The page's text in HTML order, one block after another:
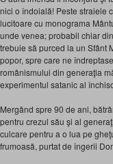
nici o îndoială! Peste straiele
lucitoare cu monograma
unde venea; probabil chiar
trebuie să purced la un Sfânt
popor, spre care ne
românismului din generaţia
experimentul satanic al
Mergând spre 90 de ani,
pentru crezul său şi al
culcare pentru a o lua pe
frumoasă, purtat de îngerii